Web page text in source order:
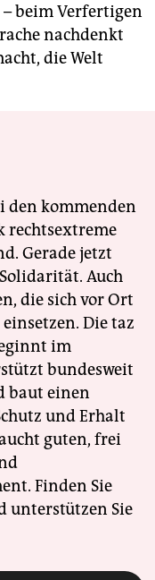
beim Verfertigen
nachdenkt
die Welt
den kommenden
rechtsextreme
Gerade jetzt
Auch
die sich vor Ort
Die taz
im
bundesweit
baut einen
und Erhalt
guten, frei
Finden Sie
unterstützen Sie